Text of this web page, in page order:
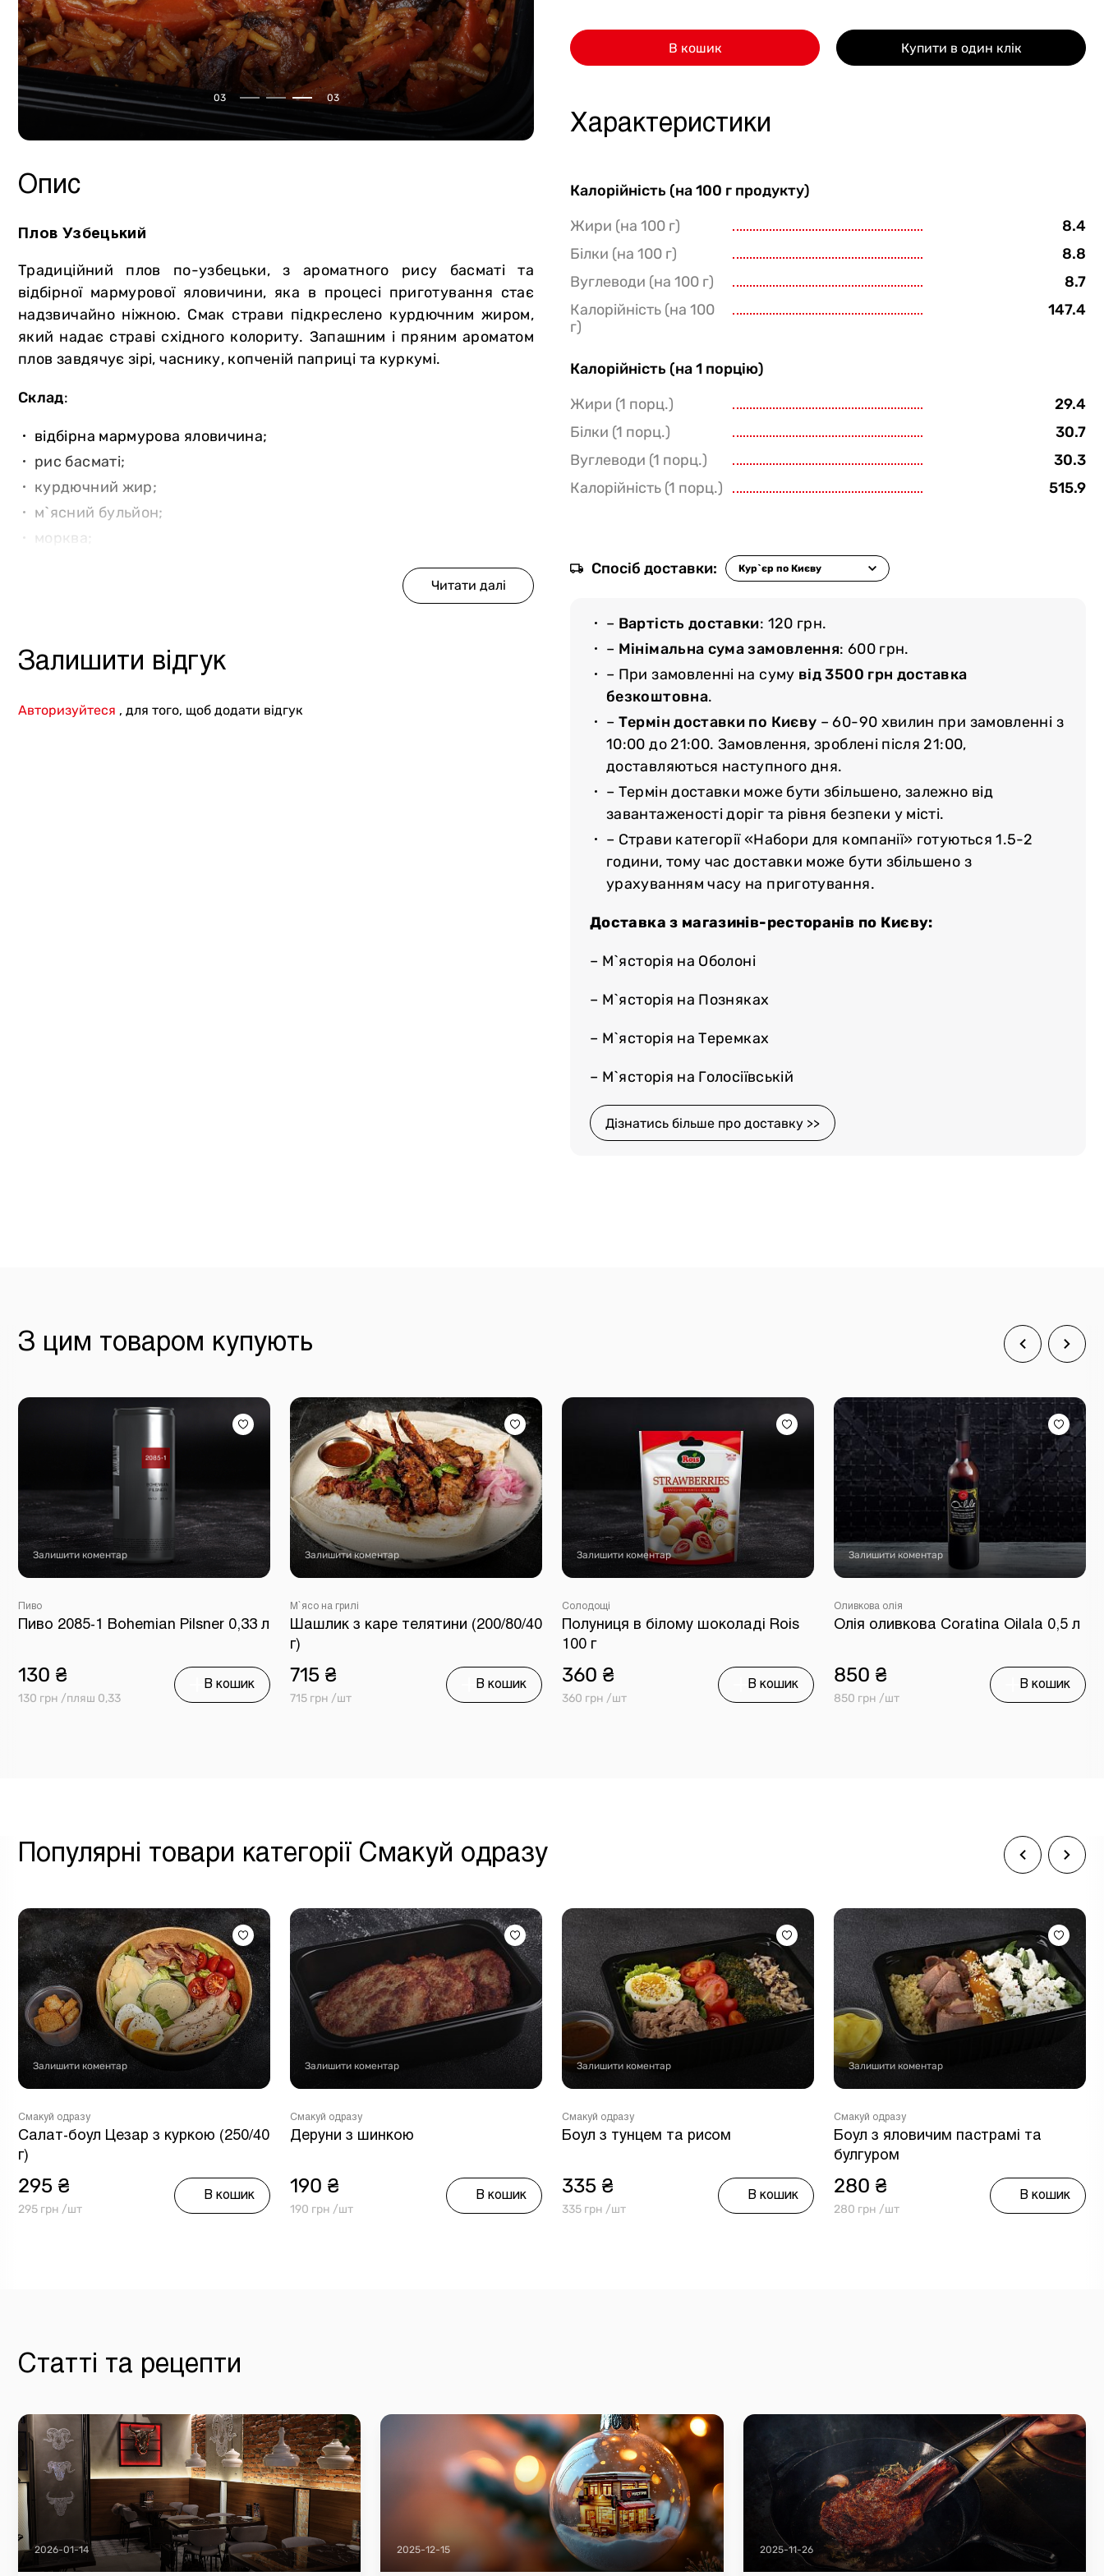
Сало
Птиця
Курдючна баранина
Кролятина
Вареники
Овочі та зелень
Молочна продукція
Яйця
Стейки Клаб
Стейки Особуко
Стейки Шатобріан
Стейки із птиці
Стейки зі свинини
Власне виробництво
М`ясна продукція
Консервація
Сир
Хліб та випічка
Морозиво Gelarty
Соуси
Спеції
Вугілля та аксесуари для гриля
03 03
В кошик Купити в один клік
Характеристики
Калорійність (на 100 г продукту)
Жири (на 100 г)
8.4
Білки (на 100 г)
8.8
Вуглеводи (на 100 г)
8.7
Калорійність (на 100
г)
147.4
Калорійність (на 1 порцію)
Жири (1 порц.)
29.4
Білки (1 порц.)
30.7
Вуглеводи (1 порц.)
30.3
Калорійність (1 порц.)
515.9
Спосіб доставки:
– Вартість доставки: 120 грн.
– Мінімальна сума замовлення: 600 грн.
– При замовленні на суму від 3500 грн доставка
безкоштовна.
– Термін доставки по Києву – 60-90 хвилин при замовленні з
10:00 до 21:00. Замовлення, зроблені після 21:00,
доставляються наступного дня.
– Термін доставки може бути збільшено, залежно від
завантаженості доріг та рівня безпеки у місті.
– Страви категорії «Набори для компанії» готуються 1.5-2
години, тому час доставки може бути збільшено з
урахуванням часу на приготування.
Доставка з магазинів-ресторанів по Києву:
– М`ясторія на Оболоні
– М`ясторія на Позняках
– М`ясторія на Теремках
– М`ясторія на Голосіївській
Дізнатись більше про доставку >>
Опис
Плов Узбецький
Традиційний плов по-узбецьки, з ароматного рису басматі та
відбірної мармурової яловичини, яка в процесі приготування стає
надзвичайно ніжною. Смак страви підкреслено курдючним жиром,
який надає страві східного колориту. Запашним і пряним ароматом
плов завдячує зірі, часнику, копченій паприці та куркумі.
Склад:
відбірна мармурова яловичина;
рис басматі;
курдючний жир;
м`ясний бульйон;
морква;
Вага : 250 г.
Залишити відгук
Авторизуйтеся , для того, щоб додати відгук
З цим товаром купують
Залишити коментар
Пиво
Пиво 2085-1 Bohemian Pilsner 0,33 л
130 ₴
130 грн /пляш 0,33
В кошик
Залишити коментар
М`ясо на грилі
Шашлик з каре телятини (200/80/40
г)
715 ₴
715 грн /шт
В кошик
Залишити коментар
Солодощі
Полуниця в білому шоколаді Rois
100 г
360 ₴
360 грн /шт
В кошик
Залишити коментар
Оливкова олія
Олія оливкова Coratina Oilala 0,5 л
850 ₴
850 грн /шт
В кошик
Популярні товари категорії Смакуй одразу
Залишити коментар
Смакуй одразу
Салат-боул Цезар з куркою (250/40
г)
295 ₴
295 грн /шт
В кошик
Залишити коментар
Смакуй одразу
Деруни з шинкою
190 ₴
190 грн /шт
В кошик
Залишити коментар
Смакуй одразу
Боул з тунцем та рисом
335 ₴
335 грн /шт
В кошик
Залишити коментар
Смакуй одразу
Боул з яловичим пастрамі та
булгуром
280 ₴
280 грн /шт
В кошик
Статті та рецепти
2026-01-14 2025-12-15 2025-11-26